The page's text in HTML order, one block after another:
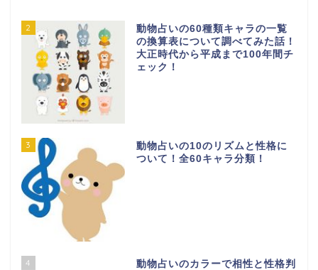
2
動物占いの60種類キャラの一覧
の換算表について調べてみた話！
大正時代から平成まで100年間チ
ェック！
3
動物占いの10のリズムと性格に
ついて！全60キャラ分類！
4
動物占いのカラーで相性と性格判